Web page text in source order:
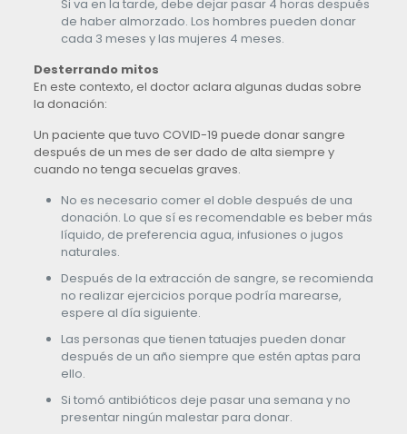
Si va en la tarde, debe dejar pasar 4 horas después
de haber almorzado. Los hombres pueden donar
cada 3 meses y las mujeres 4 meses.
Desterrando mitos
En este contexto, el doctor aclara algunas dudas sobre
la donación:
Un paciente que tuvo COVID-19 puede donar sangre
después de un mes de ser dado de alta siempre y
cuando no tenga secuelas graves.
No es necesario comer el doble después de una
donación. Lo que sí es recomendable es beber más
líquido, de preferencia agua, infusiones o jugos
naturales.
Después de la extracción de sangre, se recomienda
no realizar ejercicios porque podría marearse,
espere al día siguiente.
Las personas que tienen tatuajes pueden donar
después de un año siempre que estén aptas para
ello.
Si tomó antibióticos deje pasar una semana y no
presentar ningún malestar para donar.